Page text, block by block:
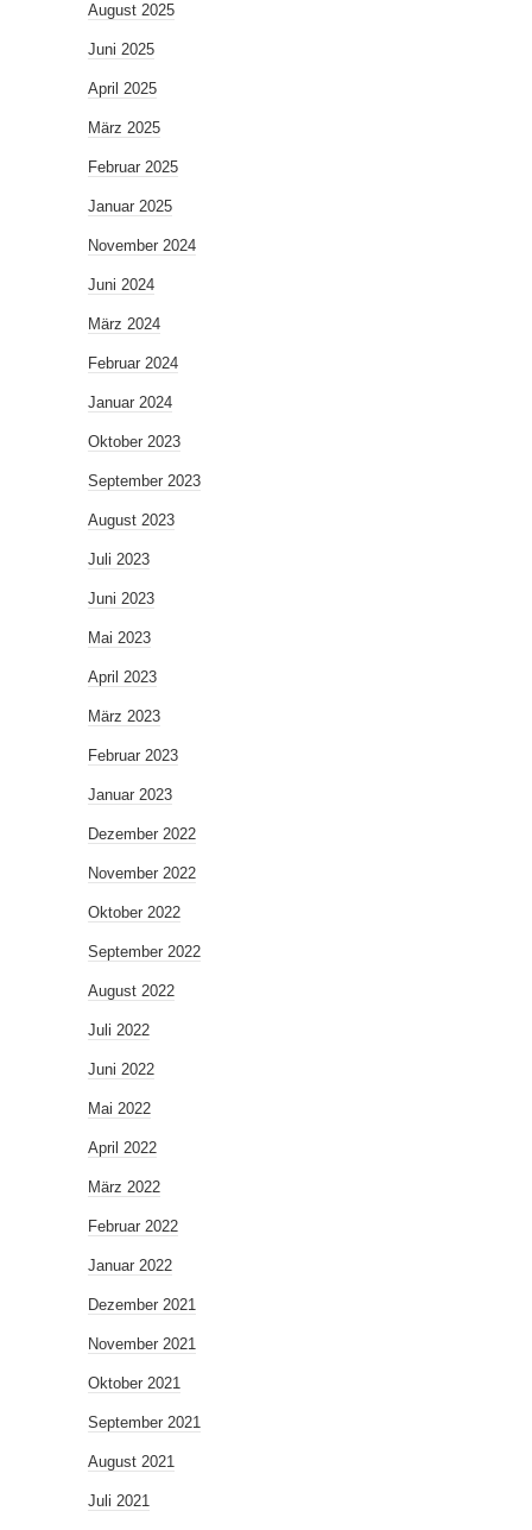
August 2025
Juni 2025
April 2025
März 2025
Februar 2025
Januar 2025
November 2024
Juni 2024
März 2024
Februar 2024
Januar 2024
Oktober 2023
September 2023
August 2023
Juli 2023
Juni 2023
Mai 2023
April 2023
März 2023
Februar 2023
Januar 2023
Dezember 2022
November 2022
Oktober 2022
September 2022
August 2022
Juli 2022
Juni 2022
Mai 2022
April 2022
März 2022
Februar 2022
Januar 2022
Dezember 2021
November 2021
Oktober 2021
September 2021
August 2021
Juli 2021